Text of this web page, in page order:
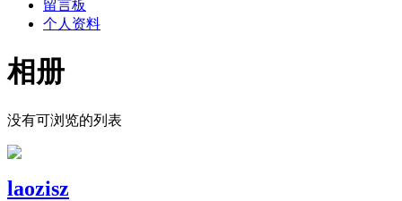
留言板
个人资料
相册
没有可浏览的列表
laozisz